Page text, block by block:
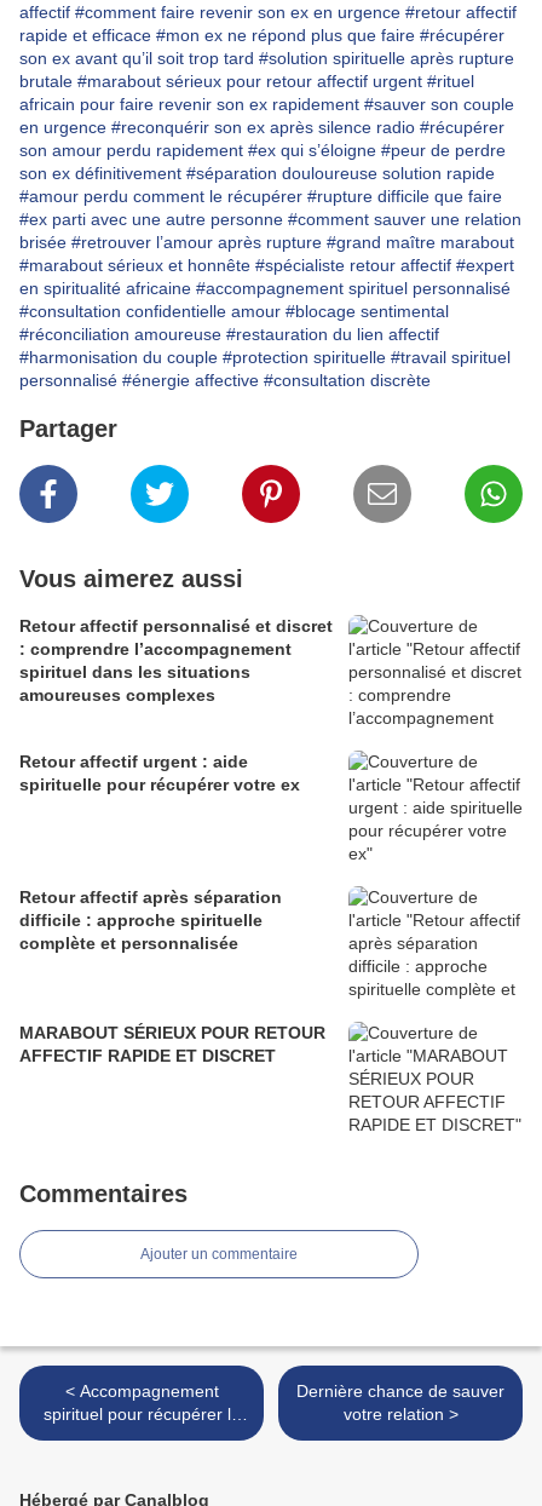
affectif #comment faire revenir son ex en urgence #retour affectif
rapide et efficace #mon ex ne répond plus que faire #récupérer
son ex avant qu’il soit trop tard #solution spirituelle après rupture
brutale #marabout sérieux pour retour affectif urgent #rituel
africain pour faire revenir son ex rapidement #sauver son couple
en urgence #reconquérir son ex après silence radio #récupérer
son amour perdu rapidement #ex qui s’éloigne #peur de perdre
son ex définitivement #séparation douloureuse solution rapide
#amour perdu comment le récupérer #rupture difficile que faire
#ex parti avec une autre personne #comment sauver une relation
brisée #retrouver l’amour après rupture #grand maître marabout
#marabout sérieux et honnête #spécialiste retour affectif #expert
en spiritualité africaine #accompagnement spirituel personnalisé
#consultation confidentielle amour #blocage sentimental
#réconciliation amoureuse #restauration du lien affectif
#harmonisation du couple #protection spirituelle #travail spirituel
personnalisé #énergie affective #consultation discrète
Partager
Vous aimerez aussi
Retour affectif personnalisé et discret
: comprendre l’accompagnement
spirituel dans les situations
amoureuses complexes
Retour affectif urgent : aide
spirituelle pour récupérer votre ex
Retour affectif après séparation
difficile : approche spirituelle
complète et personnalisée
MARABOUT SÉRIEUX POUR RETOUR
AFFECTIF RAPIDE ET DISCRET
Commentaires
Ajouter un commentaire
< Accompagnement
spirituel pour récupérer la
personne aimée
Dernière chance de sauver
votre relation >
Hébergé par Canalblog